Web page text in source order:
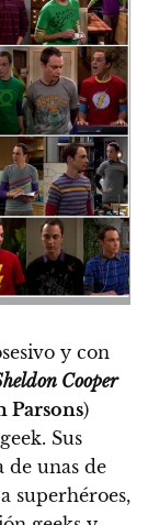
y con
Cooper
Parsons)
Sus
de unas de
superhéroes,